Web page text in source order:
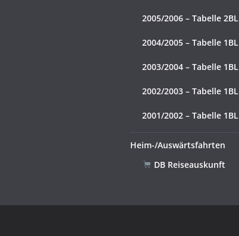
2005/2006 – Tabelle 2BL
2004/2005 – Tabelle 1BL
2003/2004 – Tabelle 1BL
2002/2003 – Tabelle 1BL
2001/2002 – Tabelle 1BL
Heim-/Auswärtsfahrten
DB Reiseauskunft